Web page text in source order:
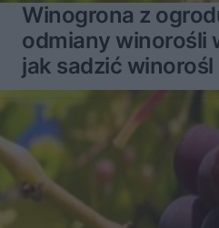
Winogrona z
odmiany winorośli
jak sadzić winorośl